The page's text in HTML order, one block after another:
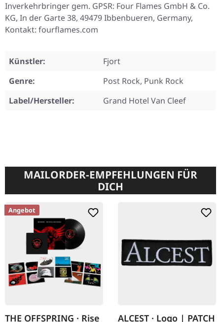
Inverkehrbringer gem. GPSR: Four Flames GmbH & Co.
KG, In der Garte 38, 49479 Ibbenbueren, Germany,
Kontakt: fourflames.com
Künstler:
Fjort
Genre:
Post Rock, Punk Rock
Label/Hersteller:
Grand Hotel Van Cleef
MAILORDER-EMPFEHLUNGEN FÜR
DICH
Angebot
THE OFFSPRING · Rise ALCEST · Logo | PATCH